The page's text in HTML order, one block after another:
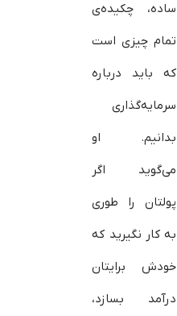
ساده، چکیده‌ی
تمام چیزی است
که باید درباره
سرمایه‌گذاری
بدانیم. او
می‌گوید اگر
پولتان را طوری
به کار نگیرید که
خودش برایتان
درآمد بسازد،